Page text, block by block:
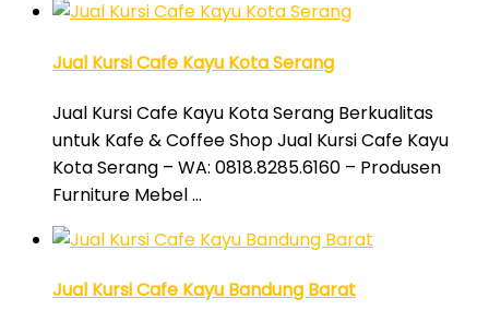
Jual Kursi Cafe Kayu Kota Serang
Jual Kursi Cafe Kayu Kota Serang Berkualitas
untuk Kafe & Coffee Shop Jual Kursi Cafe Kayu
Kota Serang – WA: 0818.8285.6160 – Produsen
Furniture Mebel …
Jual Kursi Cafe Kayu Bandung Barat